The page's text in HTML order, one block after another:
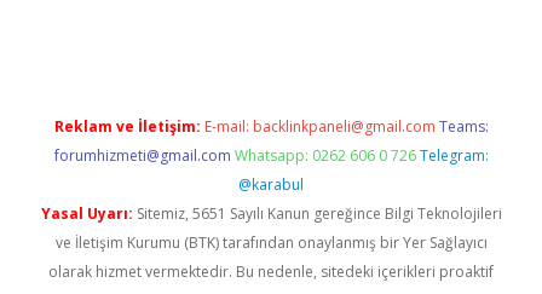
Reklam ve İletişim: E-mail: backlinkpaneli@gmail.com Teams:
forumhizmeti@gmail.com Whatsapp: 0262 606 0 726 Telegram:
@karabul
Yasal Uyarı: Sitemiz, 5651 Sayılı Kanun gereğince Bilgi Teknolojileri
ve İletişim Kurumu (BTK) tarafından onaylanmış bir Yer Sağlayıcı
olarak hizmet vermektedir. Bu nedenle, sitedeki içerikleri proaktif